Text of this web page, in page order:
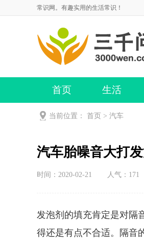
常识网。有趣实用的生活常识！
首页 生活
当前位置： 首页 > 汽车
汽车胎噪音大打
时间：2020-02-21 人气： 171
发泡剂的填充肯定是对隔
得还是有点不合适。隔音